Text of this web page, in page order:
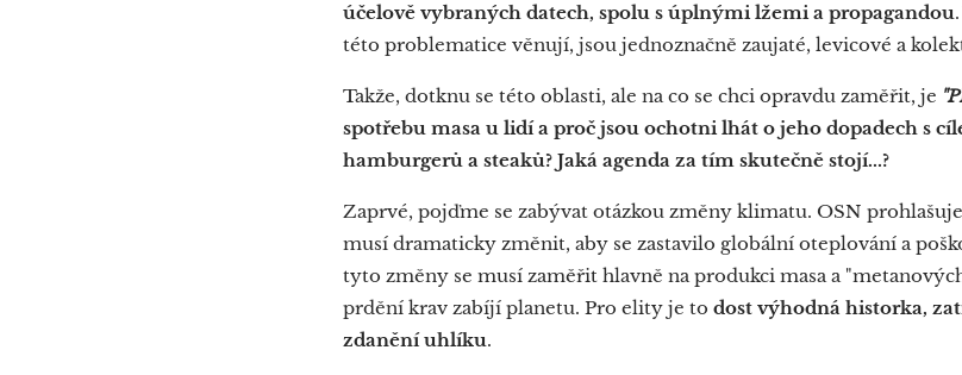
účelově vybraných datech, spolu s úplnými lžemi a propagandou
této problematice věnují, jsou jednoznačně zaujaté, levicové a
Takže, dotknu se této oblasti, ale na co se chci opravdu zaměřit, je
spotřebu masa u lidí a proč jsou ochotni lhát o jeho dopadech s
hamburgerů a steaků? Jaká agenda za tím skutečně stojí...?
Zaprvé, pojďme se zabývat otázkou změny klimatu. OSN
musí dramaticky změnit, aby se zastavilo globální oteplování a
tyto změny se musí zaměřit hlavně na produkci masa a
prdění krav zabíjí planetu. Pro elity je to dost výhodná historka,
zdanění uhlíku.